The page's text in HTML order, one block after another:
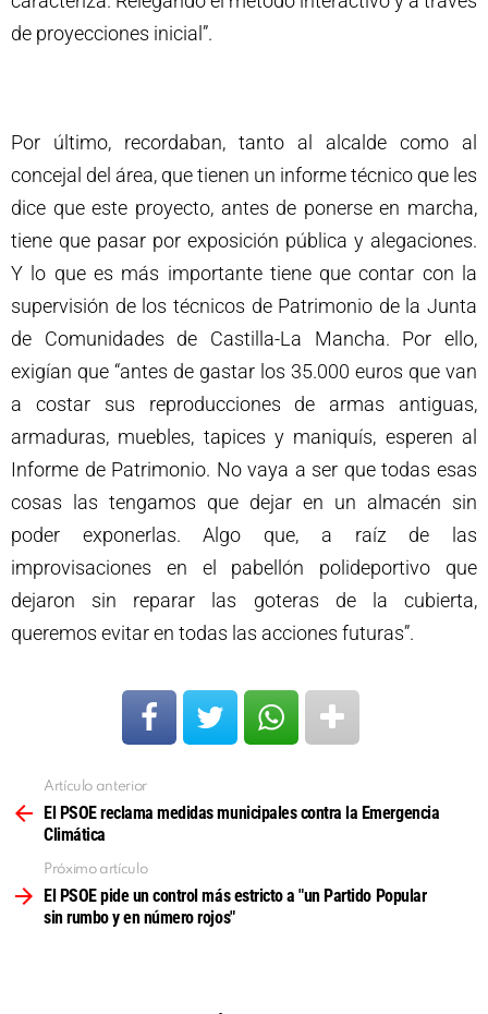
de proyecciones inicial”.
Por último, recordaban, tanto al alcalde como al
concejal del área, que tienen un informe técnico que les
dice que este proyecto, antes de ponerse en marcha,
tiene que pasar por exposición pública y alegaciones.
Y lo que es más importante tiene que contar con la
supervisión de los técnicos de Patrimonio de la Junta
de Comunidades de Castilla-La Mancha. Por ello,
exigían que “antes de gastar los 35.000 euros que van
a costar sus reproducciones de armas antiguas,
armaduras, muebles, tapices y maniquís, esperen al
Informe de Patrimonio. No vaya a ser que todas esas
cosas las tengamos que dejar en un almacén sin
poder exponerlas. Algo que, a raíz de las
improvisaciones en el pabellón polideportivo que
dejaron sin reparar las goteras de la cubierta,
queremos evitar en todas las acciones futuras”.
más
Artículo anterior
El PSOE reclama medidas municipales contra la Emergencia
Climática
Próximo artículo
El PSOE pide un control más estricto a "un Partido Popular
sin rumbo y en número rojos"